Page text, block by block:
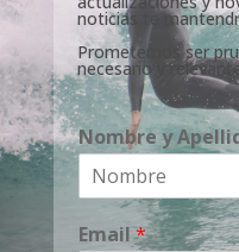
noticias te
Prometemos ser
necesario y
Nombre y
Nombre
Email*